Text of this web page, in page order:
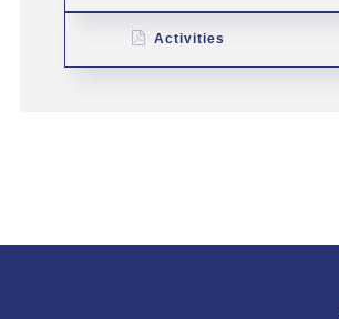
Activities